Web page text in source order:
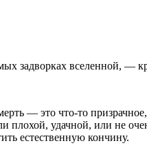
задворках вселенной, —
— это что-то призрачное,
удачной, или не
естественную кончину.